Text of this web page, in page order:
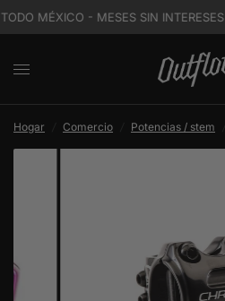
MÉXICO - MESES SIN INTERESES
Hogar Comercio Potencias / stem